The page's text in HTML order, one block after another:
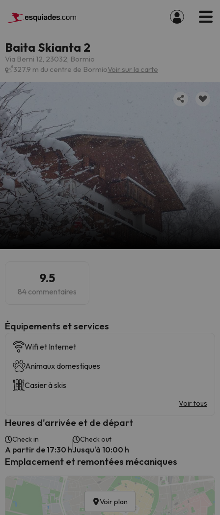
Baita Skianta 2
Via Berni 12, 23032, Bormio
327.9 m du centre de BormioVoir sur la carte
9.5
84 commentaires
​Équipements et services
Wifi et Internet
Animaux domestiques
Casier à skis
Voir tous
Heures d'arrivée et de départ
Check in
A partir de 17:30 h
Check out
Jusqu'à 10:00 h
Emplacement et remontées mécaniques
Voir plan